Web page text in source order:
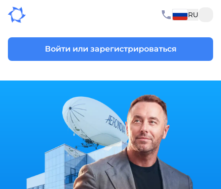
RU
Войти или зарегистрироваться